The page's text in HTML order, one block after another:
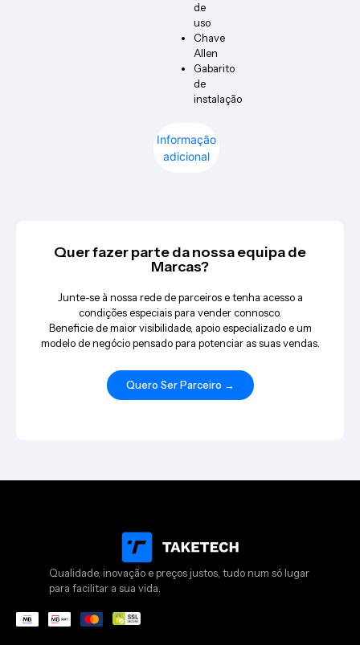
Informação
adicional
de
uso
Chave
Allen
Gabarito
de
instalação
Quer fazer parte da nossa equipa de
Marcas?
Junte-se à nossa rede de parceiros e tenha acesso a
condições especiais para vender connosco.
Beneficie de maior visibilidade, apoio especializado e um
modelo de negócio pensado para potenciar as suas vendas.
Quero Ser Parceiro →
Qualidade, inovação e preços justos, tudo num só lugar
para facilitar a sua vida.